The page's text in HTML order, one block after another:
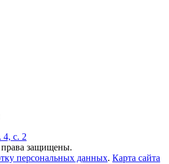
с. 2
защищены.
персональных данных. Карта сайта